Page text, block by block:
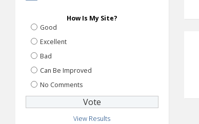
How Is My Site?
Good
Excellent
Bad
Can Be Improved
No Comments
View Results